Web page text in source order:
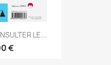
LE...
€